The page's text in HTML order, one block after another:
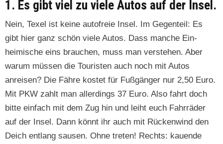
1. Es gibt viel zu viele Autos auf der Insel.
Nein, Tex­el ist keine aut­ofreie Insel. Im Gegen­teil: Es
gibt hier ganz schön viele Autos. Dass manche Ein­
heimis­che eins brauchen, muss man ver­ste­hen. Aber
warum müssen die Touris­ten auch noch mit Autos
anreisen? Die Fähre kostet für Fußgänger nur 2,50 Euro.
Mit PKW zahlt man allerd­ings 37 Euro. Also fahrt doch
bitte ein­fach mit dem Zug hin und lei­ht euch Fahrräder
auf der Insel. Dann kön­nt ihr auch mit Rück­en­wind den
Deich ent­lang sausen. Ohne treten! Rechts: kauende